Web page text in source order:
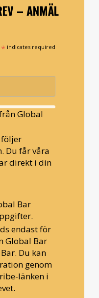
– ANMÄL
* indicates required
Global
följer
Du får våra
direkt i din
Bar
endast för
Global Bar
Du kan
genom
länken i